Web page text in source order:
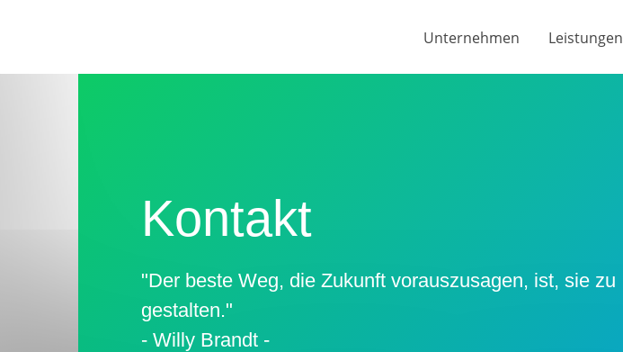
Unternehmen Leistungen
Kontakt
"Der beste Weg, die Zukunft vorauszusagen, ist, sie zu
gestalten."
- Willy Brandt -